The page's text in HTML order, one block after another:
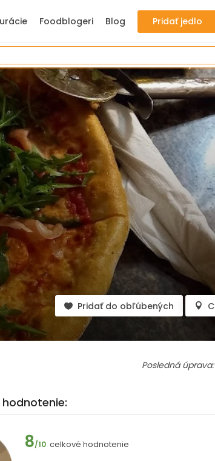
Foodblogeri Blog Pridať jedlo
Pridať do obľúbených
Posledná úprava:
hodnotenie:
8/10 celkové hodnotenie